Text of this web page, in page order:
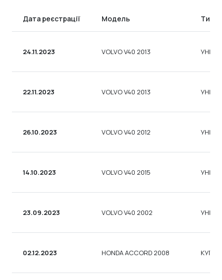
Дата реєстрації Модель Тип
24.11.2023 VOLVO V40 2013
22.11.2023 VOLVO V40 2013
26.10.2023 VOLVO V40 2012
14.10.2023 VOLVO V40 2015
23.09.2023 VOLVO V40 2002
02.12.2023 HONDA ACCORD 2008 КУПЕ